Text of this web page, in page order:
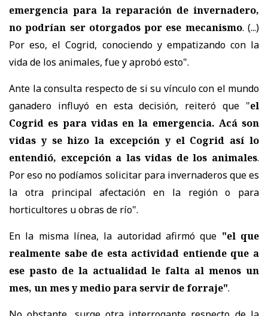
emergencia para la reparación de invernadero,
no podrían ser otorgados por ese mecanismo. (...)
Por eso, el Cogrid, conociendo y empatizando con la
vida de los animales, fue y aprobó esto".
Ante la consulta respecto de si su vínculo con el mundo
ganadero influyó en esta decisión, reiteró que "el
Cogrid es para vidas en la emergencia. Acá son
vidas y se hizo la excepción y el Cogrid así lo
entendió, excepción a las vidas de los animales.
Por eso no podíamos solicitar para invernaderos que es
la otra principal afectación en la región o para
horticultores u obras de río".
En la misma línea, la autoridad afirmó que "el que
realmente sabe de esta actividad entiende que a
ese pasto de la actualidad le falta al menos un
mes, un mes y medio para servir de forraje".